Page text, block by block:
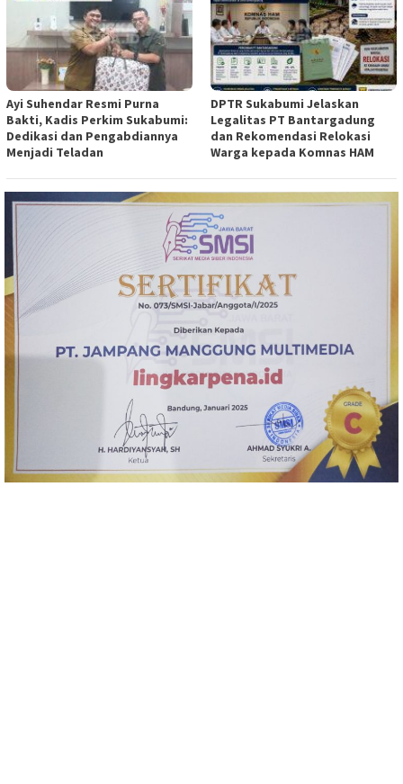
Ayi Suhendar Resmi Purna
Bakti, Kadis Perkim Sukabumi:
Dedikasi dan Pengabdiannya
Menjadi Teladan
DPTR Sukabumi Jelaskan
Legalitas PT Bantargadung
dan Rekomendasi Relokasi
Warga kepada Komnas HAM